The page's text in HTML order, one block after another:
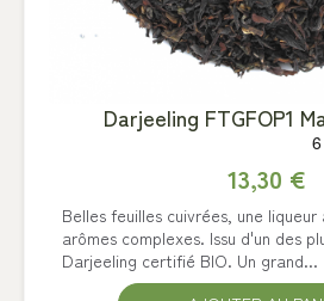
Darjeeling FTGFOP1
13,30 €
Belles feuilles cuivrées, une
arômes complexes. Issu d'un des
Darjeeling certifié BIO. Un grand...